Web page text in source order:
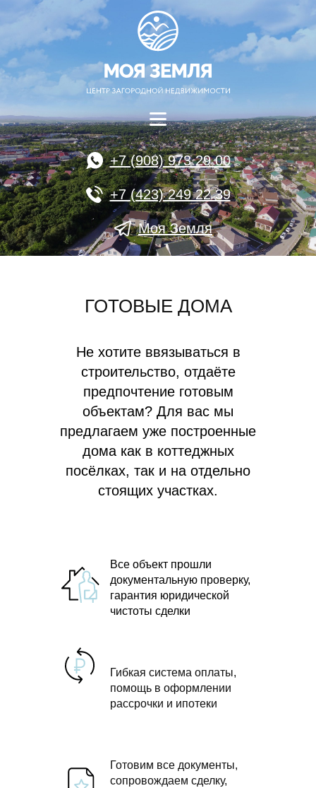
+7 (908) 973 29 00
+7 (423) 249 22 39
Моя Земля
ГОТОВЫЕ ДОМА
Не хотите ввязываться в
строительство, отдаёте
предпочтение готовым
объектам? Для вас мы
предлагаем уже построенные
дома как в коттеджных
посёлках, так и на отдельно
стоящих участках.
Все объект прошли
документальную проверку,
гарантия юридической
чистоты сделки
Гибкая система оплаты,
помощь в оформлении
рассрочки и ипотеки
Готовим все документы,
сопровождаем сделку,